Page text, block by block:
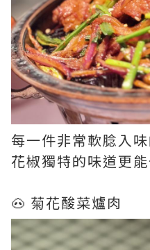
每一件非常軟腍入
花椒獨特的味道更
🐽 菊花酸菜爐肉